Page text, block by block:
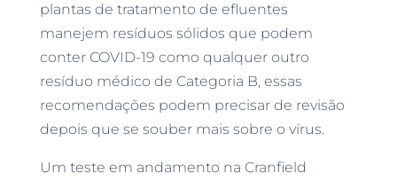
plantas de tratamento de efluentes
manejem resíduos sólidos que podem
conter COVID-19 como qualquer outro
resíduo médico de Categoria B, essas
recomendações podem precisar de revisão
depois que se souber mais sobre o vírus.
Um teste em andamento na Cranfield